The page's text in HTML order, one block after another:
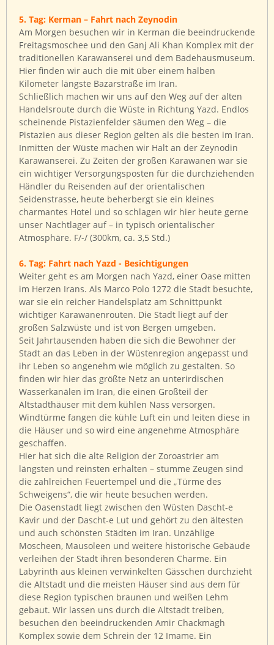
5. Tag: Kerman – Fahrt nach Zeynodin
Am Morgen besuchen wir in Kerman die beeindruckende
Freitagsmoschee und den Ganj Ali Khan Komplex mit der
traditionellen Karawanserei und dem Badehausmuseum.
Hier finden wir auch die mit über einem halben
Kilometer längste Bazarstraße im Iran.
Schließlich machen wir uns auf den Weg auf der alten
Handelsroute durch die Wüste in Richtung Yazd. Endlos
scheinende Pistazienfelder säumen den Weg – die
Pistazien aus dieser Region gelten als die besten im Iran.
Inmitten der Wüste machen wir Halt an der Zeynodin
Karawanserei. Zu Zeiten der großen Karawanen war sie
ein wichtiger Versorgungsposten für die durchziehenden
Händler du Reisenden auf der orientalischen
Seidenstrasse, heute beherbergt sie ein kleines
charmantes Hotel und so schlagen wir hier heute gerne
unser Nachtlager auf – in typisch orientalischer
Atmosphäre. F/-/ (300km, ca. 3,5 Std.)
6. Tag: Fahrt nach Yazd - Besichtigungen
Weiter geht es am Morgen nach Yazd, einer Oase mitten
im Herzen Irans. Als Marco Polo 1272 die Stadt besuchte,
war sie ein reicher Handelsplatz am Schnittpunkt
wichtiger Karawanenrouten. Die Stadt liegt auf der
großen Salzwüste und ist von Bergen umgeben.
Seit Jahrtausenden haben die sich die Bewohner der
Stadt an das Leben in der Wüstenregion angepasst und
ihr Leben so angenehm wie möglich zu gestalten. So
finden wir hier das größte Netz an unterirdischen
Wasserkanälen im Iran, die einen Großteil der
Altstadthäuser mit dem kühlen Nass versorgen.
Windtürme fangen die kühle Luft ein und leiten diese in
die Häuser und so wird eine angenehme Atmosphäre
geschaffen.
Hier hat sich die alte Religion der Zoroastrier am
längsten und reinsten erhalten – stumme Zeugen sind
die zahlreichen Feuertempel und die „Türme des
Schweigens“, die wir heute besuchen werden.
Die Oasenstadt liegt zwischen den Wüsten Dascht-e
Kavir und der Dascht-e Lut und gehört zu den ältesten
und auch schönsten Städten im Iran. Unzählige
Moscheen, Mausoleen und weitere historische Gebäude
verleihen der Stadt ihren besonderen Charme. Ein
Labyrinth aus kleinen verwinkelten Gässchen durchzieht
die Altstadt und die meisten Häuser sind aus dem für
diese Region typischen braunen und weißen Lehm
gebaut. Wir lassen uns durch die Altstadt treiben,
besuchen den beeindruckenden Amir Chackmagh
Komplex sowie dem Schrein der 12 Imame. Ein